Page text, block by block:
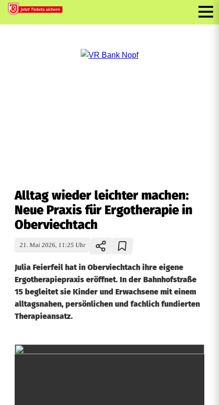
Alltag wieder leichter machen:
Neue Praxis für Ergotherapie in
Oberviechtach
21. Mai 2026, 11:25 Uhr
Julia Feierfeil hat in Oberviechtach ihre eigene
Ergotherapiepraxis eröffnet. In der Bahnhofstraße
15 begleitet sie Kinder und Erwachsene mit einem
alltagsnahen, persönlichen und fachlich fundierten
Therapieansatz.
A